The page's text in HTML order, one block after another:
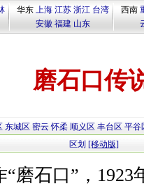
华东 上海 江苏 浙江 台湾
安徽 福建 山东
西南
磨石口传
东城区 密云 怀柔 顺义区 丰台区 平谷
区划 [移动版]
磨石口”，